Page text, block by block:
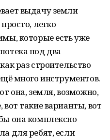
выдачу земли
легко
которые есть уже
под два
раз строительство
много инструментов.
она, земля, возможно,
такие варианты, вот
она комплексно
для ребят, если